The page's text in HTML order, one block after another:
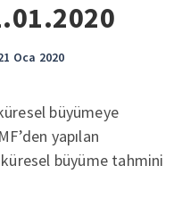
Oca 2020
büyümeye
yapılan
küresel büyüme tahmini